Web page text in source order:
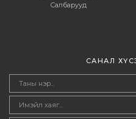
Салбарууд
САНАЛ